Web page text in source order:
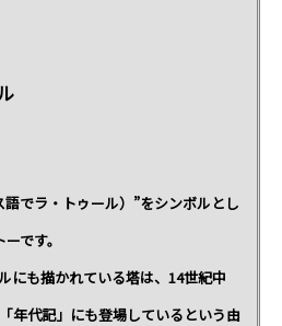
でラ・トゥール）”をシンボルとし
です。
にも描かれている塔は、14世紀中
年代記」にも登場しているという由